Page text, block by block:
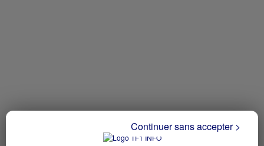
Continuer sans accepter >